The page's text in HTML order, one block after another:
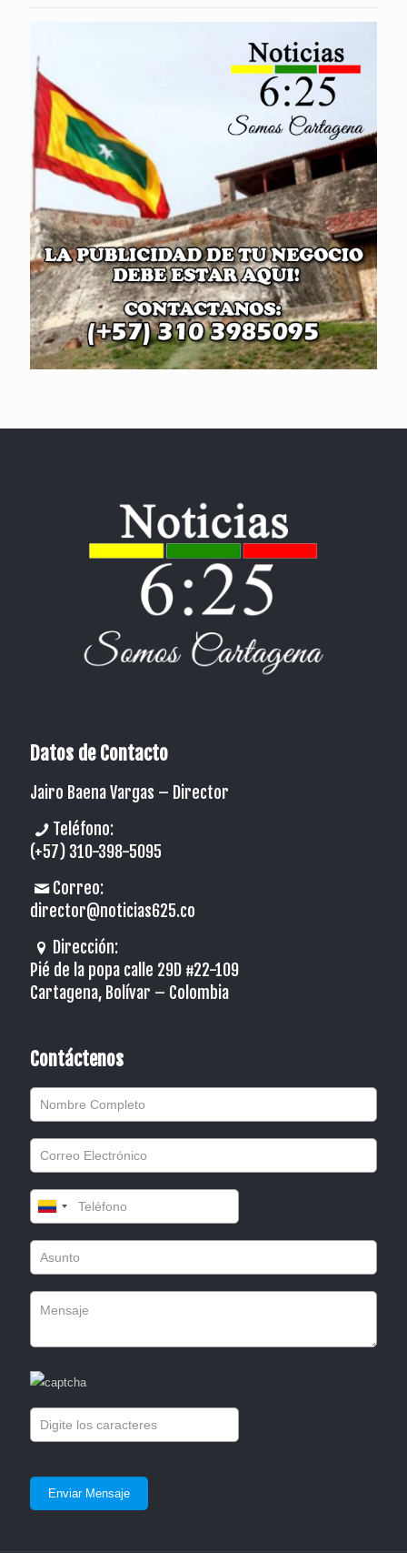
Datos de Contacto
Jairo Baena Vargas – Director
Teléfono:
(+57) 310-398-5095
Correo:
director@noticias625.co
Dirección:
Pié de la popa calle 29D #22-109
Cartagena, Bolívar – Colombia
Contáctenos